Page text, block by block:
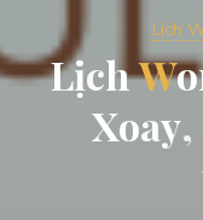
Lịch
LịchWo
Xoay,